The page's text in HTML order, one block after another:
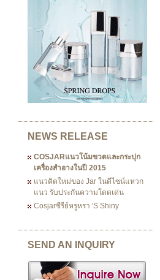
NEWS RELEASE
COSJARแนวโน้มขวดและกระปุก
เครื่องสำอางในปี 2015
แนวคิดใหม่ของ Jar ในดีไซน์แหวก
แนว รับประกันความโดดเด่น
Cosjarซีรีย์หรูหรา 's Shiny
SEND AN INQUIRY